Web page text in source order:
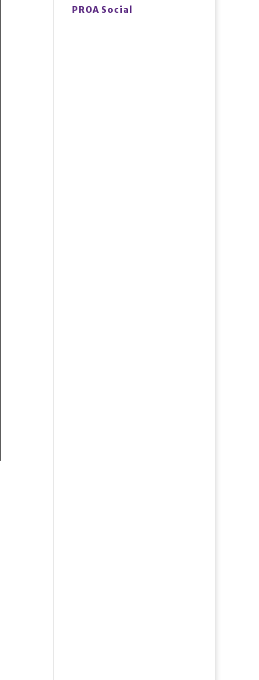
PROA Social